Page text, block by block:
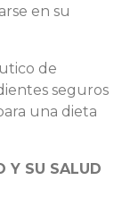
en su
de
seguros
una dieta
Y SU SALUD